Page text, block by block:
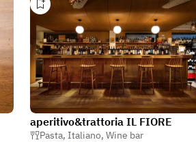
aperitivo&trattoria IL FIORE
Pasta, Italiano, Wine bar